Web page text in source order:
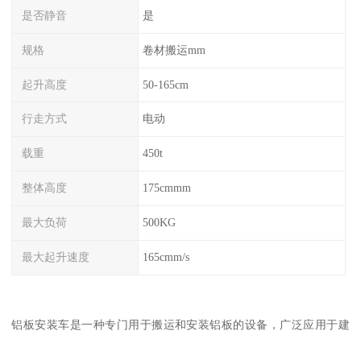
是否静音 是
规格 卷材搬运mm
起升高度 50-165cm
行走方式 电动
载重 450t
整体高度 175cmmm
最大负荷 500KG
最大起升速度 165cmm/s
铝板安装车是一种专门用于搬运和安装铝板的设备，广泛应用于建